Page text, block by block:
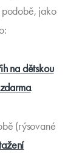
podobě, jako
na dětskou
.
(rýsované